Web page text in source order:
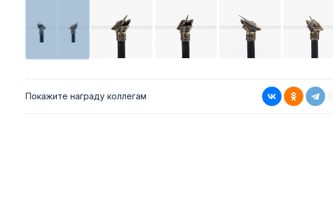
Покажите награду коллегам